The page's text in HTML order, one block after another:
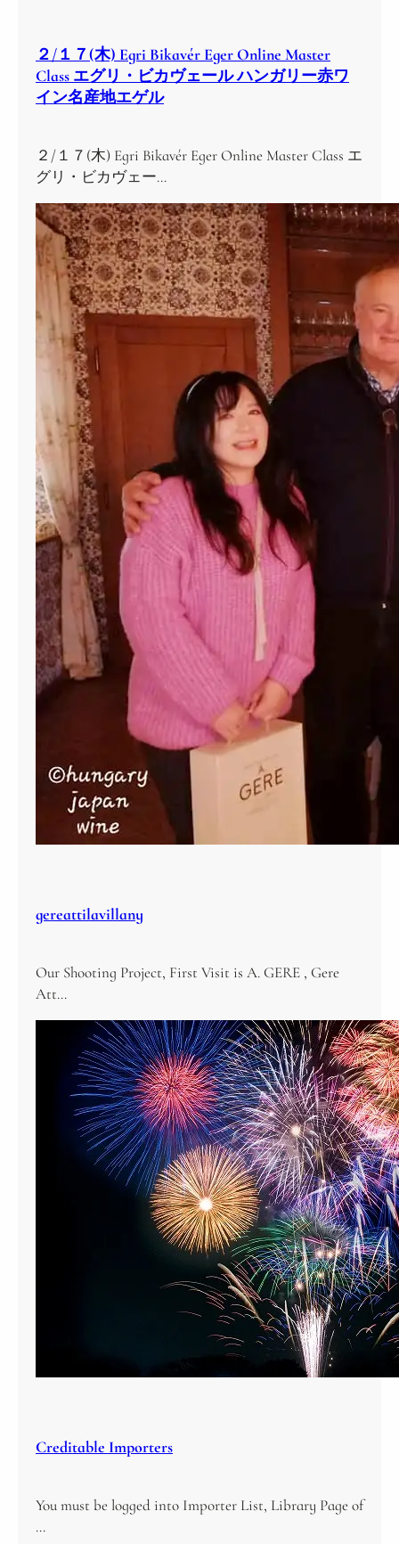
２/１７(木) Egri Bikavér Eger Online Master
Class エグリ・ビカヴェール ハンガリー赤ワ
イン名産地エゲル
２/１７(木) Egri Bikavér Eger Online Master Class エ
グリ・ビカヴェー…
gereattilavillany
Our Shooting Project, First Visit is A. GERE , Gere
Att…
Creditable Importers
You must be logged into Importer List, Library Page of
…